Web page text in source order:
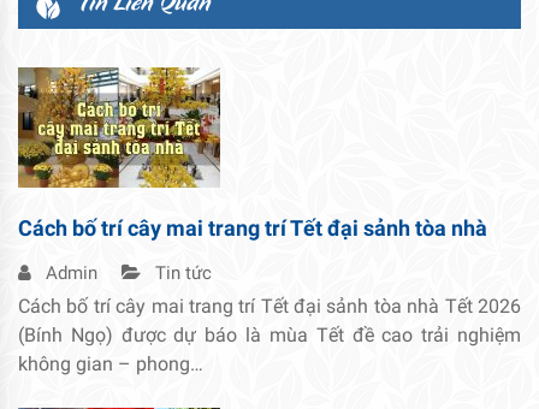
Cách bố trí cây mai trang trí Tết đại sảnh tòa nhà
Admin Tin tức
Cách bố trí cây mai trang trí Tết đại sảnh tòa nhà Tết 2026
(Bính Ngọ) được dự báo là mùa Tết đề cao trải nghiệm
không gian – phong…